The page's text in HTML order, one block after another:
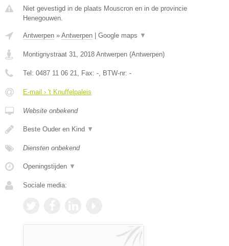
Niet gevestigd in de plaats Mouscron en in de provincie
Henegouwen.
Antwerpen » Antwerpen Google maps ▼
Montignystraat 31, 2018 Antwerpen (Antwerpen)
Tel: 0487 11 06 21, Fax: -, BTW-nr: -
E-mail › 't Knuffelpaleis
Website onbekend
Beste Ouder en Kind ▼
Diensten onbekend
Openingstijden ▼
Sociale media: